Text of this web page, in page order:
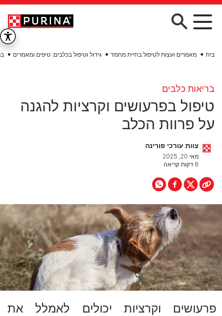
Skip to main content
בית מאמרים ועצות לטיפול בחיית מחמד גידול וטיפול בכלבים: טיפים ומאמרים
בריאות כלבים
טיפול בפרעושים וקרציות להגנה
על פרוות הכלב
צוות עורכי פורינה
מאי 20, 2025
6 דקות קריאה
פרעושים וקרציות יכולים לאמלל את